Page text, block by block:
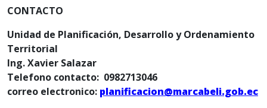
CONTACTO
Unidad de Planificación, Desarrollo y Ordenamiento
Territorial
Ing. Xavier Salazar
Telefono contacto: 0982713046
correo electronico: planificacion@marcabeli.gob.ec